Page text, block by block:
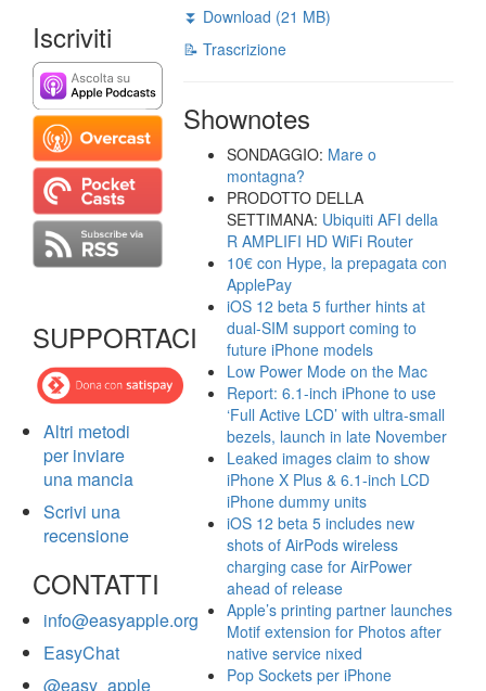
Iscriviti
SUPPORTACI
Altri metodi
per inviare
una mancia
Scrivi una
recensione
CONTATTI
info@easyapple.org
EasyChat
@easy_apple
⏬ Download (21 MB)
📝 Trascrizione
Shownotes
SONDAGGIO: Mare o
montagna?
PRODOTTO DELLA
SETTIMANA: Ubiquiti AFI della
R AMPLIFI HD WiFi Router
10€ con Hype, la prepagata con
ApplePay
iOS 12 beta 5 further hints at
dual-SIM support coming to
future iPhone models
Low Power Mode on the Mac
Report: 6.1-inch iPhone to use
‘Full Active LCD’ with ultra-small
bezels, launch in late November
Leaked images claim to show
iPhone X Plus & 6.1-inch LCD
iPhone dummy units
iOS 12 beta 5 includes new
shots of AirPods wireless
charging case for AirPower
ahead of release
Apple’s printing partner launches
Motif extension for Photos after
native service nixed
Pop Sockets per iPhone